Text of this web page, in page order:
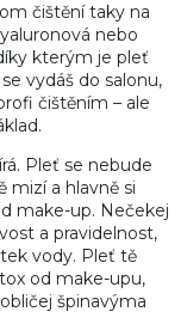
čištění taky na
nebo
kterým je pleť
vydáš do salonu,
čištěním – ale
Pleť se nebude
mizí a hlavně si
make-up. Nečekej
a pravidelnost,
vody. Pleť tě
od make-upu,
špinavýma